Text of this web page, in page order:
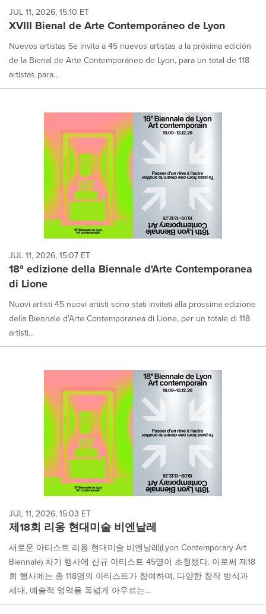
JUL 11, 2026, 15:10 ET
XVIII Bienal de Arte Contemporáneo de Lyon
Nuevos artistas Se invita a 45 nuevos artistas a la próxima edición
de la Bienal de Arte Contemporáneo de Lyon, para un total de 118
artistas para...
JUL 11, 2026, 15:07 ET
18ª edizione della Biennale d'Arte Contemporanea
di Lione
Nuovi artisti 45 nuovi artisti sono stati invitati alla prossima edizione
della Biennale d'Arte Contemporanea di Lione, per un totale di 118
artisti...
JUL 11, 2026, 15:03 ET
제18회 리옹 현대미술 비엔날레
새로운 아티스트 리옹 현대미술 비엔날레(Lyon Contemporary Art
Biennale) 차기 행사에 신규 아티스트 45명이 초청됐다. 이로써 제18
회 행사에는 총 118명의 아티스트가 참여하며, 다양한 창작 방식과
세대, 예술적 영역을 폭넓게 아우르는...